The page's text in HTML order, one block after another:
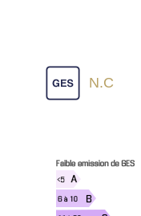
N.C